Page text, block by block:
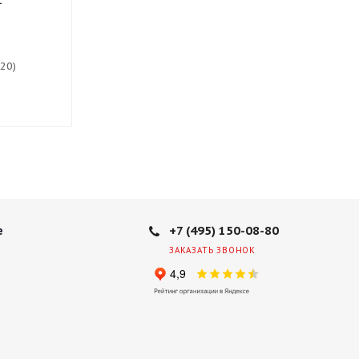
+7 (495) 150-08-80
ЗАКАЗАТЬ ЗВОНОК